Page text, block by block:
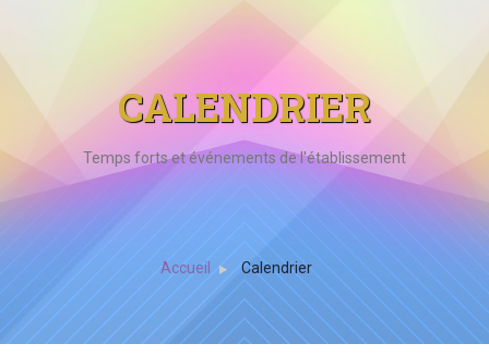
CALENDRIER
Temps forts et événements de l'établissement
Accueil Calendrier